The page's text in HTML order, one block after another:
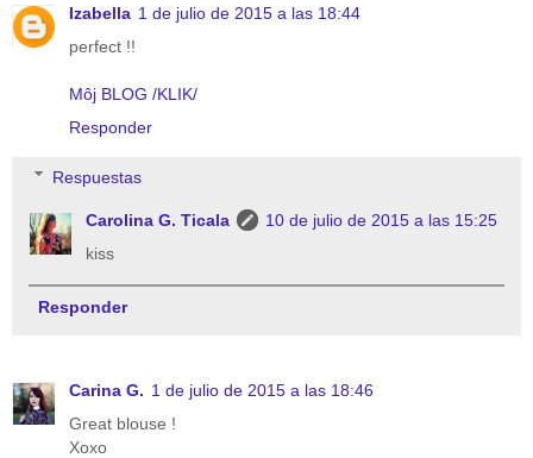
Izabella 1 de julio de 2015 a las 18:44
perfect !!
Môj BLOG /KLIK/
Responder
Respuestas
Carolina G. Ticala
10 de julio de 2015 a las 15:25
kiss
Responder
Carina G. 1 de julio de 2015 a las 18:46
Great blouse !
Xoxo